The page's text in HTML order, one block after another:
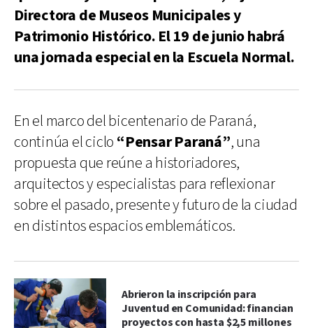
Directora de Museos Municipales y
Patrimonio Histórico. El 19 de junio habrá
una jornada especial en la Escuela Normal.
En el marco del bicentenario de Paraná,
continúa el ciclo “Pensar Paraná”, una
propuesta que reúne a historiadores,
arquitectos y especialistas para reflexionar
sobre el pasado, presente y futuro de la ciudad
en distintos espacios emblemáticos.
Abrieron la inscripción para
Juventud en Comunidad: financian
proyectos con hasta $2,5 millones